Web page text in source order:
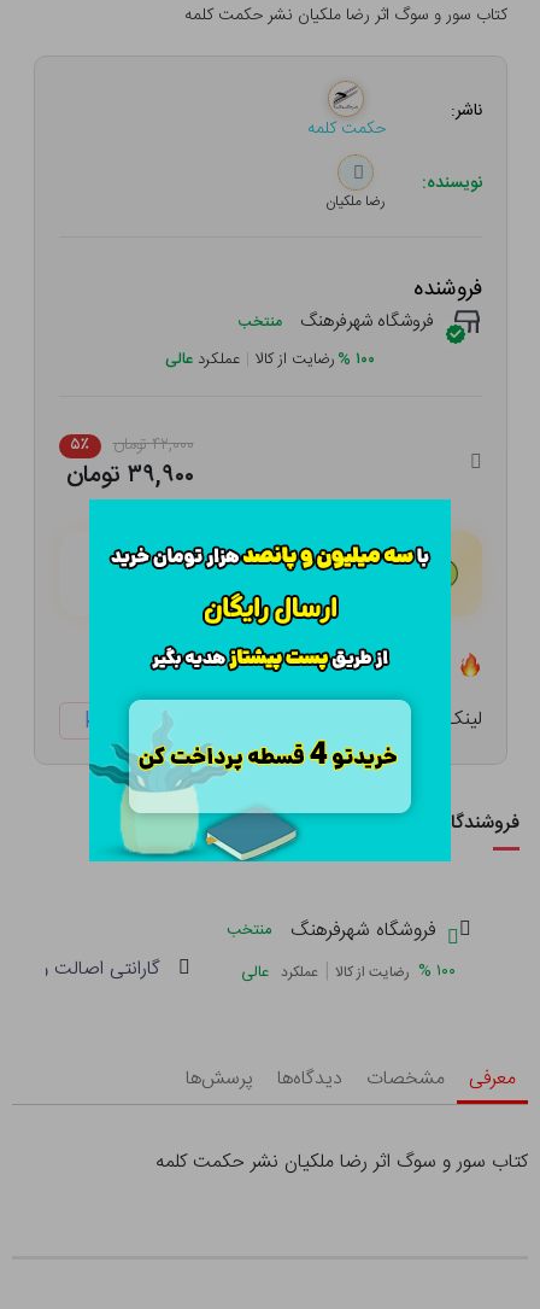
کتاب سور و سوگ اثر رضا ملکیان نشر حکمت کلمه
ناشر:
حکمت کلمه
نویسنده:
رضا ملکیان
فروشنده
فروشگاه شهرفرهنگ منتخب
۱۰۰ %رضایت از کالا | عملکرد عالی
۴۲,۰۰۰ تومان ۵٪
۳۹,۹۰۰ تومان
هـر قسط با تــرب‌پــی:۹,۹۷۵ تومان
لینک کوتاه: ketabtala.com/sbp-26332
فروشندگان این کالا
فروشگاه شهرفرهنگ
منتخب
۱۰۰ % رضایت از کالا | عملکرد عالی گارانتی اصالت و
معرفی مشخصات دیدگاه‌ها پرسش‌ها
کتاب سور و سوگ اثر رضا ملکیان نشر حکمت کلمه